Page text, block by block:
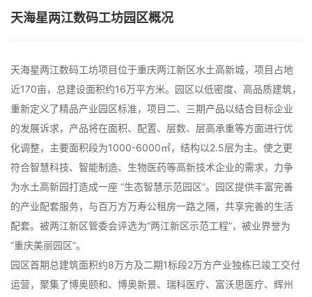
天海星两江数码工坊园区概况
天海星两江数码工坊项目位于重庆两江新区水土高新城，项目占地
近170亩，总建设面积约16万平方米。园区以低密度、高品质建筑，
重新定义了精品产业园区标准，项目二、三期产品以结合目标企业
的发展诉求，产品将在面积、配置、层数、层高承重等方面进行优
化调整，主要面积段为1000-6000㎡，结构以2.5层为主。使之更
符合智慧科技、智能制造、生物医药等高新技术企业的需求，力争
为水土高新园打造成一座 “生态智慧示范园区”。园区提供丰富完善
的产业配套服务，与百万方万寿公租房一路之隔，共享完善的生活
配套。被两江新区管委会评选为“两江新区示范工程”，被业界誉为
“重庆美丽园区”。
园区首期总建筑面积约8万方及二期1标段2万方产业独栋已竣工交付
运营，聚集了博奥颐和、博奥新景、瑞科医疗、富沃思医疗、辉州